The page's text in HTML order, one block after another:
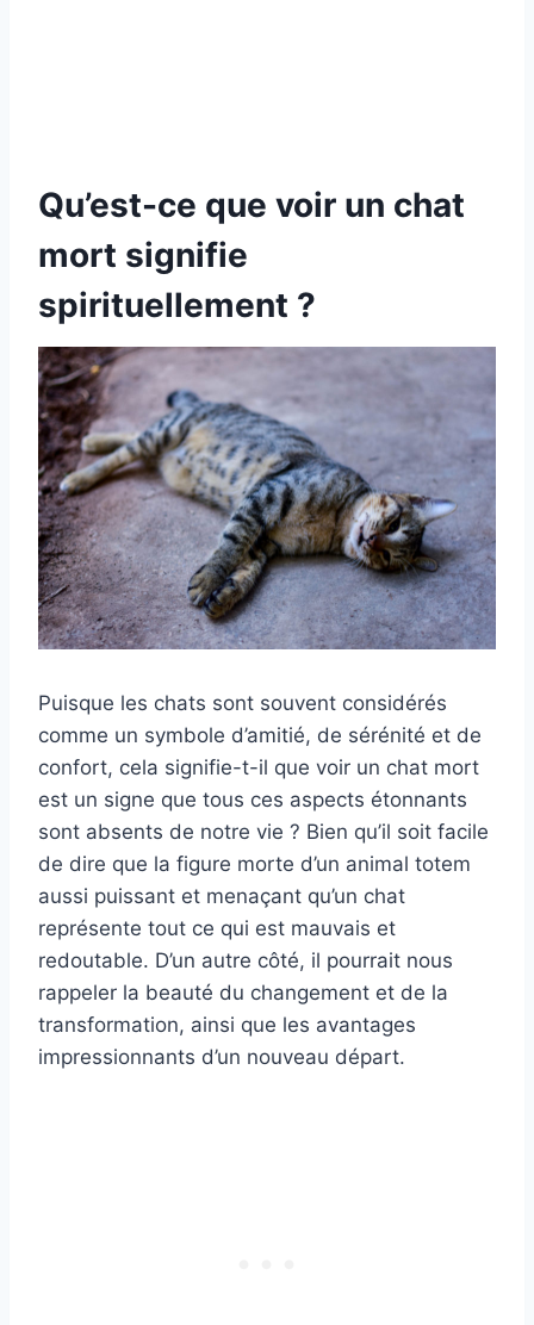
Qu’est-ce que voir un chat
mort signifie
spirituellement ?
Puisque les chats sont souvent considérés
comme un symbole d’amitié, de sérénité et de
confort, cela signifie-t-il que voir un chat mort
est un signe que tous ces aspects étonnants
sont absents de notre vie ? Bien qu’il soit facile
de dire que la figure morte d’un animal totem
aussi puissant et menaçant qu’un chat
représente tout ce qui est mauvais et
redoutable. D’un autre côté, il pourrait nous
rappeler la beauté du changement et de la
transformation, ainsi que les avantages
impressionnants d’un nouveau départ.